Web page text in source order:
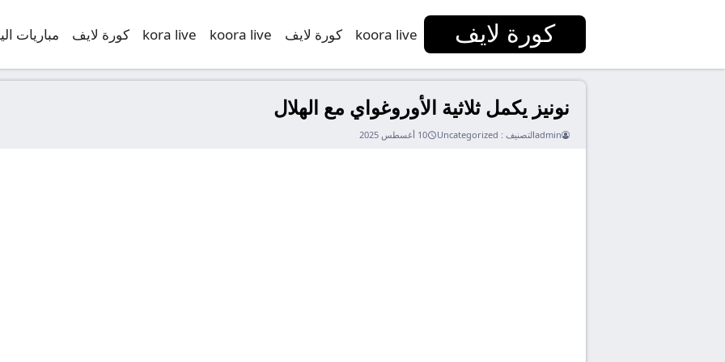
كورة لايف koora live كورة لايف koora live
kora live كورة لايف مباريات
نونيز يكمل ثلاثية الأوروغواي مع الهلال
adminالتصنيف : Uncategorized 10 أغسطس 2025